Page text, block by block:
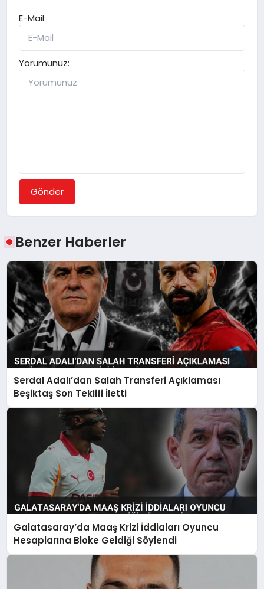
E-Mail:
Yorumunuz:
Gönder
Benzer Haberler
Serdal Adalı’dan Salah Transferi Açıklaması
Beşiktaş Son Teklifi İletti
Galatasaray’da Maaş Krizi İddiaları Oyuncu
Hesaplarına Bloke Geldiği Söylendi